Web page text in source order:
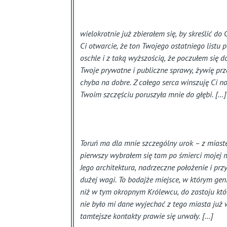
wielokrotnie już zbierałem się, by skreślić
Ci otwarcie, że ton Twojego ostatniego listu
oschle i z taką wyższością, że poczułem się
Twoje prywatne i publiczne sprawy, żywię
chyba na dobre. Z całego serca winszuję Ci
Twoim szczęściu poruszyła mnie do głębi. […]
Toruń ma dla mnie szczególny urok – z
pierwszy wybrałem się tam po śmierci mojej
Jego architektura, nadrzeczne położenie i
dużej wagi. To bodajże miejsce, w którym
niż w tym okropnym Królewcu, do zastoju
nie było mi dane wyjechać z tego miasta już
tamtejsze kontakty prawie się urwały. […]